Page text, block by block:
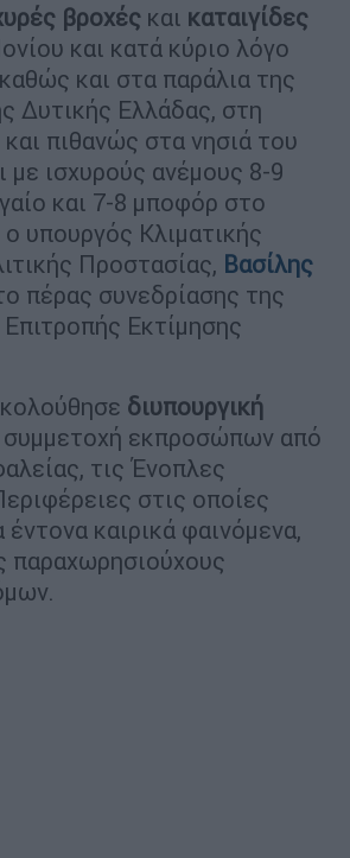
βροχές και καταιγίδες
και κατά κύριο λόγο
και στα παράλια της
Δυτικής Ελλάδας, στη
πιθανώς στα νησιά του
με ισχυρούς ανέμους 8-9
και 7-8 μποφόρ στο
υπουργός Κλιματικής
Προστασίας, Βασίλης
πέρας συνεδρίασης της
Εκτίμησης
διυπουργική
συμμετοχή εκπροσώπων από
τις Ένοπλες
στις οποίες
έντονα καιρικά φαινόμενα,
παραχωρησιούχους